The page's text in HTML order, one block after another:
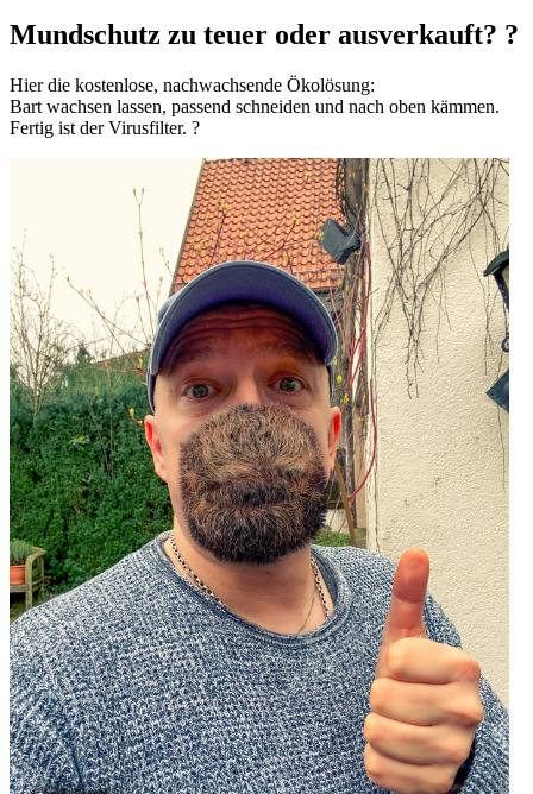
Mundschutz zu teuer oder ausverkauft? ?
Hier die kostenlose, nachwachsende Ökolösung:
Bart wachsen lassen, passend schneiden und nach oben kämmen.
Fertig ist der Virusfilter. ?